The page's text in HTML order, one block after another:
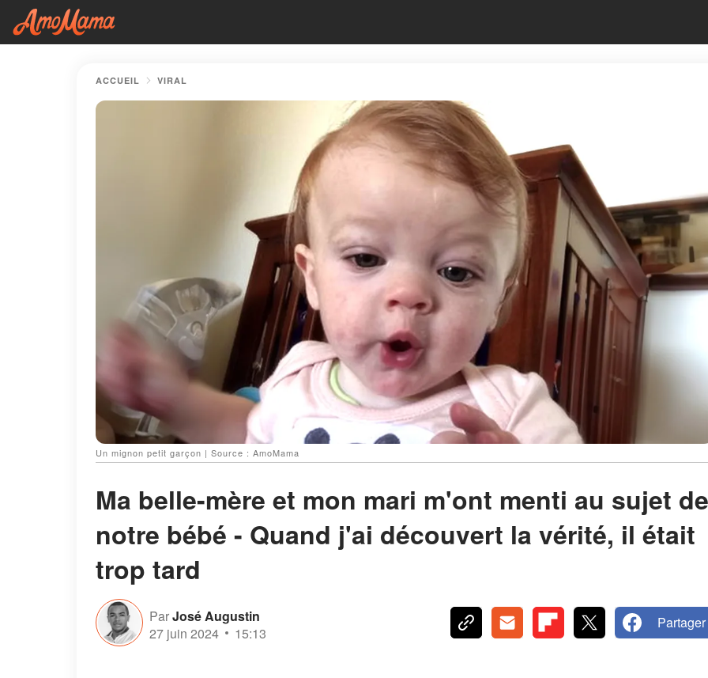
ACCUEIL VIRAL
Un mignon petit garçon | Source : AmoMama
Ma belle-mère et mon mari m'ont menti au sujet de
notre bébé - Quand j'ai découvert la vérité, il était
trop tard
ParJosé Augustin
27 juin 2024
15:13
Partager